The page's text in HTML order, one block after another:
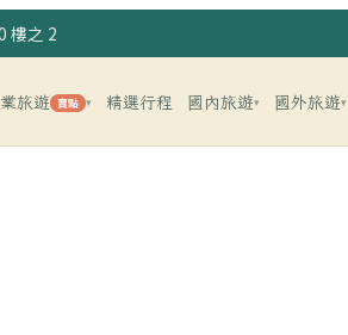
樓之 2
旅遊 賣點 ▾ 精選行程 國內旅遊▾ 國外旅遊▾